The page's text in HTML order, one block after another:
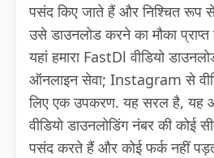
पसंद किए जाते हैं और निश्चित रूप
उसे डाउनलोड करने का मौका
यहां हमारा FastDl वीडियो
ऑनलाइन सेवा; Instagram से
लिए एक उपकरण. यह सरल है, यह
वीडियो डाउनलोडिंग नंबर की कोई
पसंद करते हैं और कोई फर्क नहीं